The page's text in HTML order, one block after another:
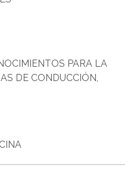
PARA LA
DE CONDUCCIÓN,